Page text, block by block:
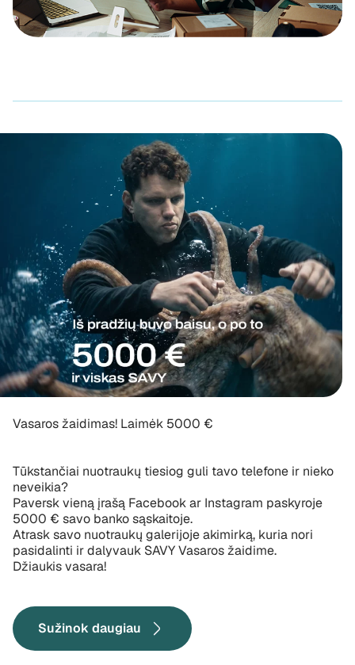
Vasaros žaidimas! Laimėk 5000 €
Tūkstančiai nuotraukų tiesiog guli tavo telefone ir nieko
neveikia?
Paversk vieną įrašą Facebook ar Instagram paskyroje
5000 € savo banko sąskaitoje.
Atrask savo nuotraukų galerijoje akimirką, kuria nori
pasidalinti ir dalyvauk SAVY Vasaros žaidime.
Džiaukis vasara!
Sužinok daugiau